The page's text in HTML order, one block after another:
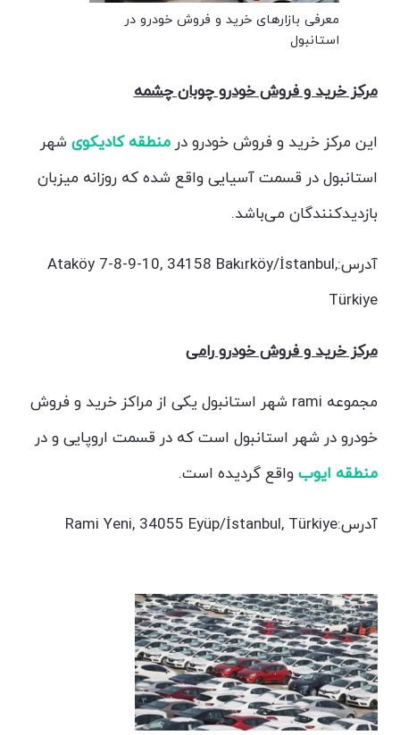
معرفی بازارهای خرید و فروش خودرو در
استانبول
مرکز خرید و فروش خودرو چوبان چشمه
این مرکز خرید و فروش خودرو در منطقه کادیکوی شهر
استانبول در قسمت آسیایی واقع شده که روزانه میزبان
بازدیدکنندگان می‌باشد.
آدرس:Ataköy 7-8-9-10, 34158 Bakırköy/İstanbul,
Türkiye
مرکز خرید و فروش خودرو رامی
مجموعه rami شهر استانبول یکی از مراکز خرید و فروش
خودرو در شهر استانبول است که در قسمت اروپایی و در
منطقه ایوب واقع گردیده است.
آدرس:Rami Yeni, 34055 Eyüp/İstanbul, Türkiye